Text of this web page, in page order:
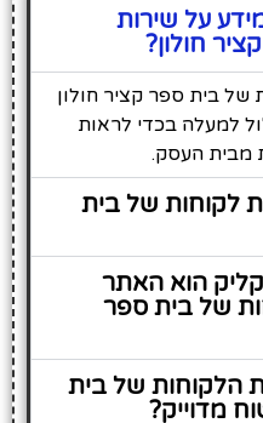
על שירות
חולון?
של בית ספר קציר חולון
למעלה בכדי לראות
מבית העסק.
לקוחות של בית
הוא האתר
של בית ספר
הלקוחות של בית
מדוייק?